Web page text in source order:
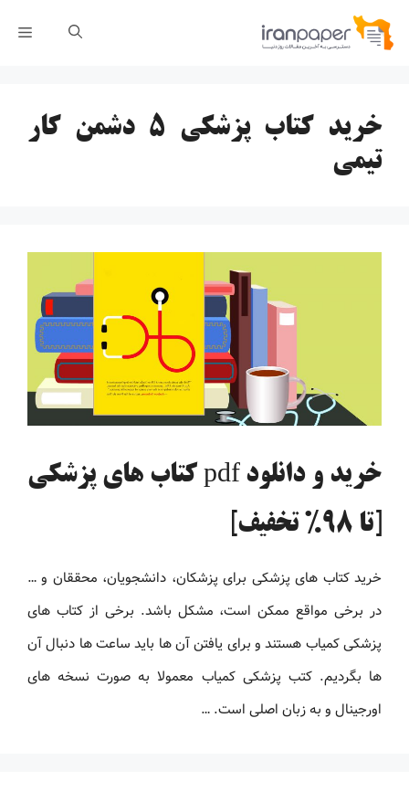
پرش
خرید کتاب پزشکی ۵ دشمن کار
تیمی
خرید و دانلود pdf کتاب های پزشکی
[تا 98% تخفیف]
خرید کتاب های پزشکی برای پزشکان، دانشجویان، محققان و …
در برخی مواقع ممکن است، مشکل باشد. برخی از کتاب های
پزشکی کمیاب هستند و برای یافتن آن ها باید ساعت ها دنبال آن
ها بگردیم. کتب پزشکی کمیاب معمولا به صورت نسخه های
اورجینال و به زبان اصلی است. …